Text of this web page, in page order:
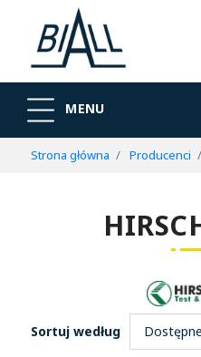
MENU
Strona główna Producenci
Sortuj według